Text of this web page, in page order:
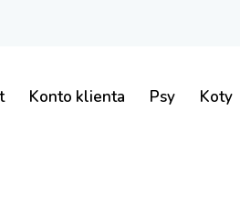
Konto klienta Psy Koty